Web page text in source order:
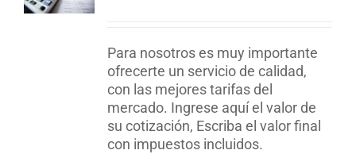
Para nosotros es muy importante
ofrecerte un servicio de calidad,
con las mejores tarifas del
mercado. Ingrese aquí el valor de
su cotización, Escriba el valor final
con impuestos incluidos.